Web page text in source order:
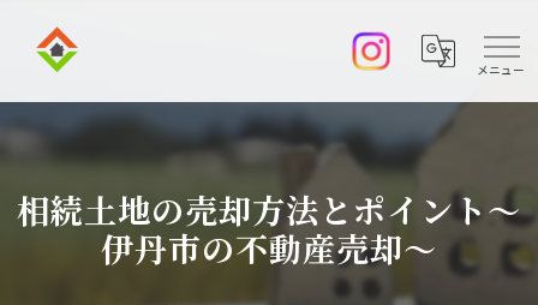
相続土地の売却方法とポイント～
伊丹市の不動産売却～